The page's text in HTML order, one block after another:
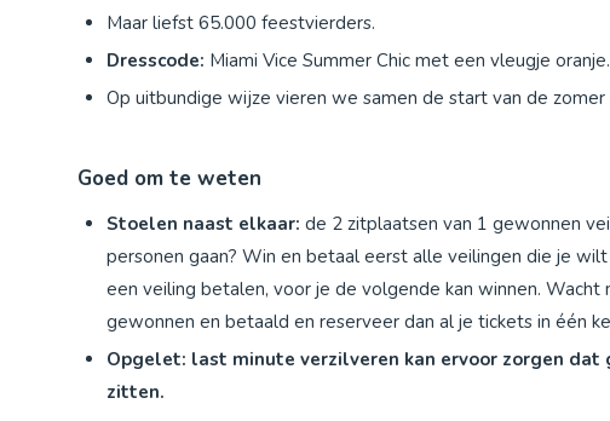
Maar liefst 65.000 feestvierders.
Dresscode: Miami Vice Summer Chic met een vleugje oranje.
Op uitbundige wijze vieren we samen de start van de
Goed om te weten
Stoelen naast elkaar: de 2 zitplaatsen van 1 gewonnen
personen gaan? Win en betaal eerst alle veilingen die je
een veiling betalen, voor je de volgende kan winnen.
gewonnen en betaald en reserveer dan al je tickets in één
Opgelet: last minute verzilveren kan ervoor zorgen
zitten.